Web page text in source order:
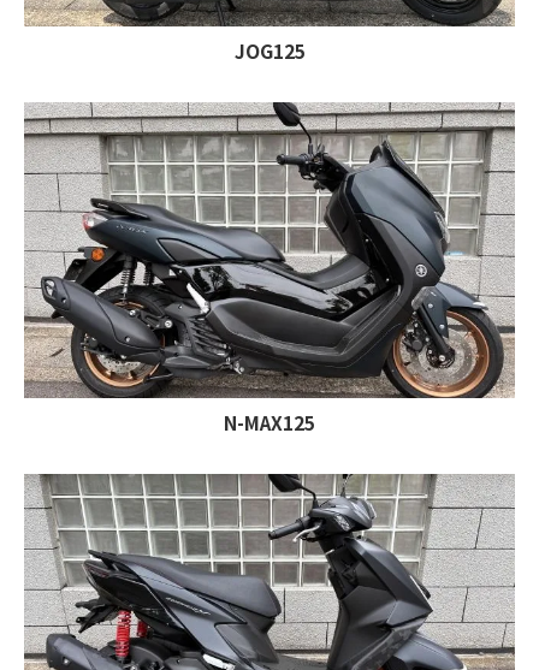
JOG125
N-MAX125